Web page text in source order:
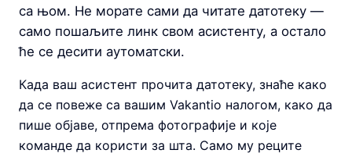
са њом. Не морате сами да читате датотеку —
само пошаљите линк свом асистенту, а остало
ће се десити аутоматски.
Када ваш асистент прочита датотеку, знаће како
да се повеже са вашим Vakantio налогом, како да
пише објаве, отпрема фотографије и које
команде да користи за шта. Само му реците